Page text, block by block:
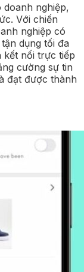
doanh nghiệp,
Với chiến
nghiệp có
dụng tối đa
kết nối trực tiếp
cường sự tin
đạt được thành